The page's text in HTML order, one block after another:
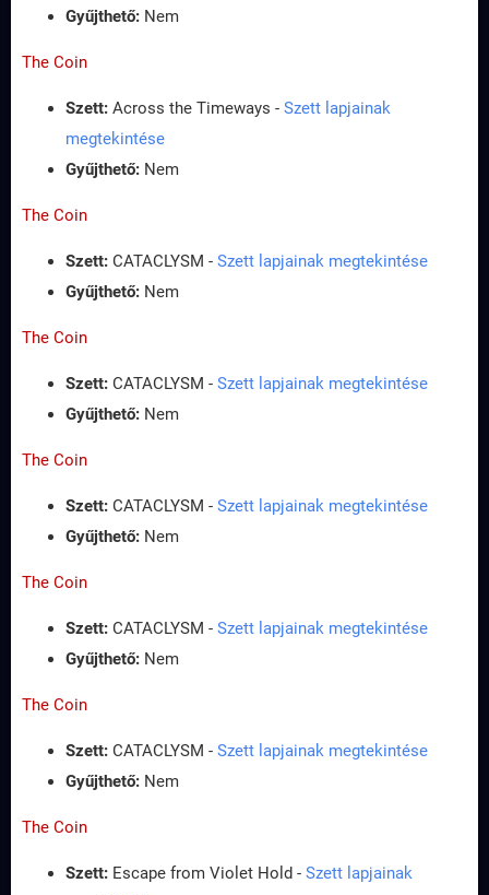
Gyűjthető: Nem
The Coin
Szett: Across the Timeways - Szett lapjainak
megtekintése
Gyűjthető: Nem
The Coin
Szett: CATACLYSM - Szett lapjainak megtekintése
Gyűjthető: Nem
The Coin
Szett: CATACLYSM - Szett lapjainak megtekintése
Gyűjthető: Nem
The Coin
Szett: CATACLYSM - Szett lapjainak megtekintése
Gyűjthető: Nem
The Coin
Szett: CATACLYSM - Szett lapjainak megtekintése
Gyűjthető: Nem
The Coin
Szett: CATACLYSM - Szett lapjainak megtekintése
Gyűjthető: Nem
The Coin
Szett: Escape from Violet Hold - Szett lapjainak